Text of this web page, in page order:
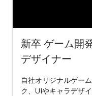
新卒 ゲーム開
デザイナー
自社オリジナルゲー
ク、UIやキャラデザ